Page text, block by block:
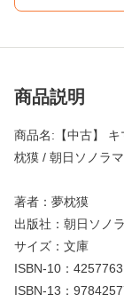
商品説明
商品名:【中古】
枕獏 / 朝日ソノラ
著者：夢枕獏
出版社：朝日ソノ
サイズ：文庫
ISBN-10：
ISBN-13：